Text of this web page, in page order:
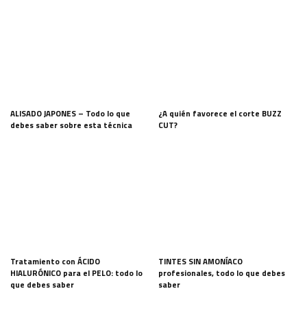
ALISADO JAPONES – Todo lo que
debes saber sobre esta técnica
¿A quién favorece el corte BUZZ
CUT?
Tratamiento con ÁCIDO
HIALURÓNICO para el PELO: todo lo
que debes saber
TINTES SIN AMONÍACO
profesionales, todo lo que debes
saber